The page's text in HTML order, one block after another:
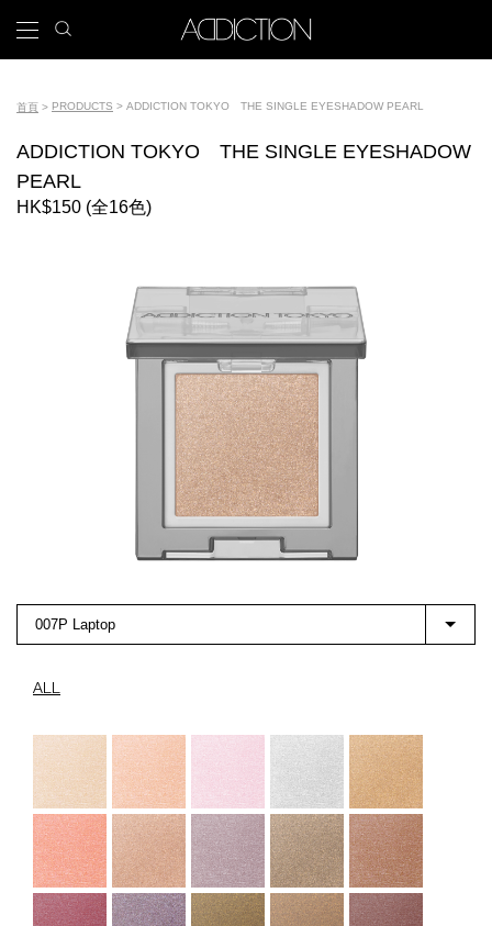
至
主
容
Main
Tools
icon
導
航
連
首頁 PRODUCTS ADDICTION TOKYO THE SINGLE EYESHADOW PEARL
ADDICTION TOKYO THE SINGLE EYESHADOW
PEARL
007P Laptop
ALL
HK$150 (全16色)